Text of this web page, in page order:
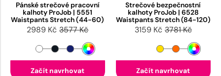
Pánské strečové pracovní
kalhoty ProJob | 5551
Waistpants Stretch (44-60)
2989 Kč 3577 Kč
Začít navrhovat
Strečové bezpečnostní
kalhoty ProJob | 6528
Waistpants Stretch (84-120)
3159 Kč 3781 Kč
Začít navrhovat